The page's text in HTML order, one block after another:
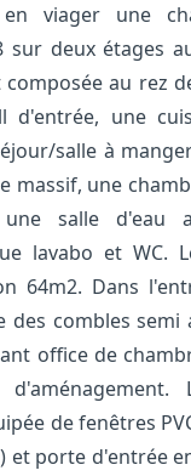
viager une
sur deux étages
composée au rez
d'entrée, une
salle à
massif, une
une salle d'eau
lavabo et WC.
64m2. Dans
des combles semi
office de
de fenêtres
et porte d'entrée